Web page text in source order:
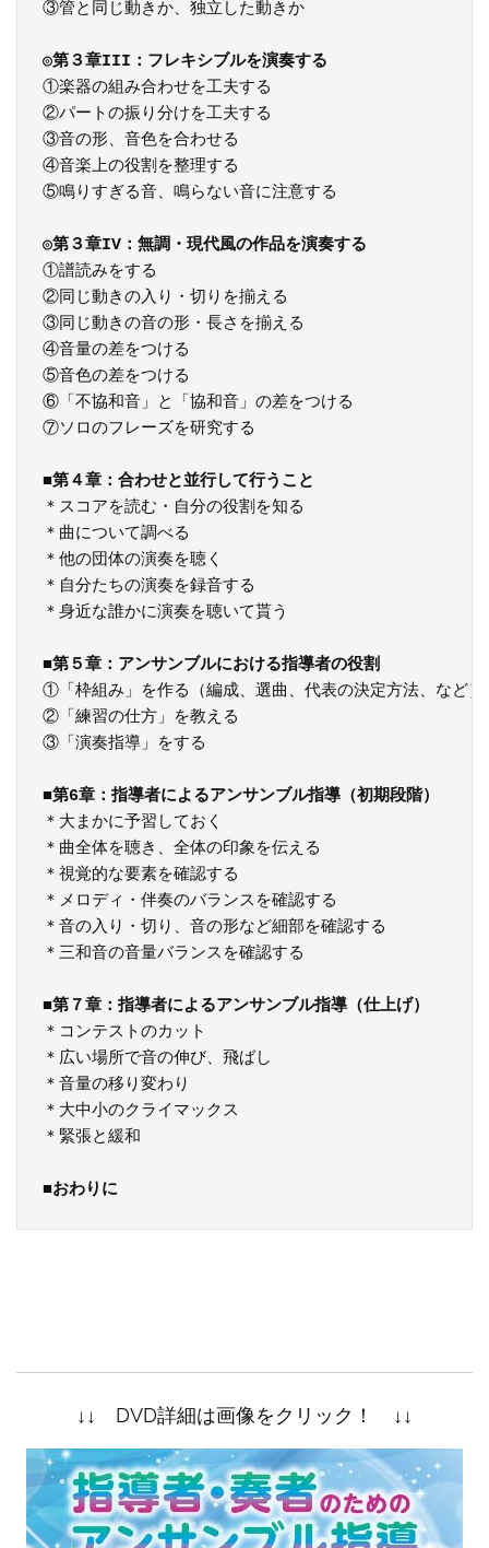
③管と同じ動きか、独立した動きか
◎第３章III：フレキシブルを演奏する
①楽器の組み合わせを工夫する
②パートの振り分けを工夫する
③音の形、音色を合わせる
④音楽上の役割を整理する
⑤鳴りすぎる音、鳴らない音に注意する
◎第３章IV：無調・現代風の作品を演奏する
①譜読みをする
②同じ動きの入り・切りを揃える
③同じ動きの音の形・長さを揃える
④音量の差をつける
⑤音色の差をつける
⑥「不協和音」と「協和音」の差をつける
⑦ソロのフレーズを研究する
■第４章：合わせと並行して行うこと
＊スコアを読む・自分の役割を知る
＊曲について調べる
＊他の団体の演奏を聴く
＊自分たちの演奏を録音する
＊身近な誰かに演奏を聴いて貰う
■第５章：アンサンブルにおける指導者の役割
①「枠組み」を作る（編成、選曲、代表の決定方法、など）
②「練習の仕方」を教える
③「演奏指導」をする
■第6章：指導者によるアンサンブル指導（初期段階）
＊大まかに予習しておく
＊曲全体を聴き、全体の印象を伝える
＊視覚的な要素を確認する
＊メロディ・伴奏のバランスを確認する
＊音の入り・切り、音の形など細部を確認する
＊三和音の音量バランスを確認する
■第７章：指導者によるアンサンブル指導（仕上げ）
＊コンテストのカット
＊広い場所で音の伸び、飛ばし
＊音量の移り変わり
＊大中小のクライマックス
＊緊張と緩和
■おわりに
↓↓ DVD詳細は画像をクリック！ ↓↓